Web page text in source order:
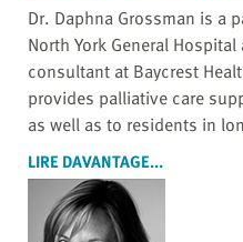
Dr. Daphna Grossman is a
North York General
consultant at Baycrest
provides palliative care
as well as to residents in
LIRE DAVANTAGE...